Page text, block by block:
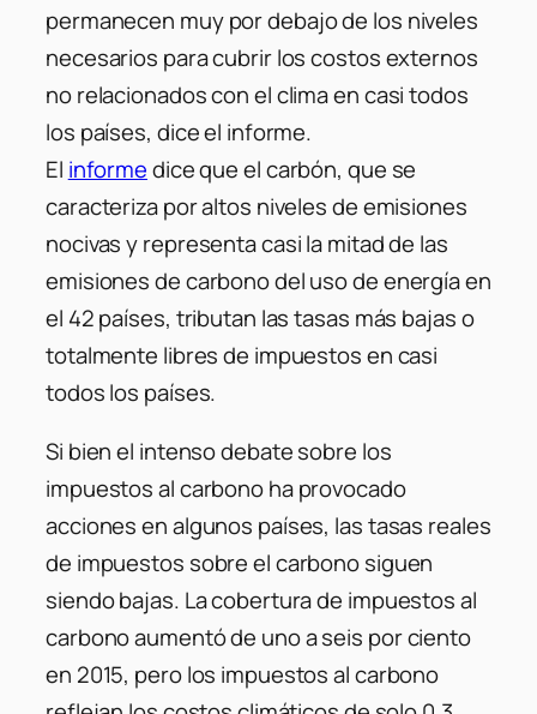
permanecen muy por debajo de los niveles
necesarios para cubrir los costos externos
no relacionados con el clima en casi todos
los países, dice el informe.
El informedice que el carbón, que se
caracteriza por altos niveles de emisiones
nocivas y representa casi la mitad de las
emisiones de carbono del uso de energía en
el 42 países, tributan las tasas más bajas o
totalmente libres de impuestos en casi
todos los países.
Si bien el intenso debate sobre los
impuestos al carbono ha provocado
acciones en algunos países, las tasas reales
de impuestos sobre el carbono siguen
siendo bajas. La cobertura de impuestos al
carbono aumentó de uno a seis por ciento
en 2015, pero los impuestos al carbono